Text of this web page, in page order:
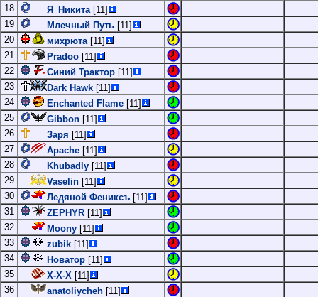
18
Я_Никита[11]
19
Млечный Путь [11]
20
михрюта[11]
21
Pradoo [11]
22
Синий Трактор [11]
23
Dark Hawk [11]
24
Enchanted Flame [11]
25
Gibbon [11]
26
Заря [11]
27
Apache [11]
28
Khubadly [11]
29
Vaselin [11]
30
Ледяной Фениксъ [11]
31
ZEPHYR [11]
32
Moony [11]
33
zubik [11]
34
Новатор [11]
35
Х-Х-Х [11]
36
anatoliycheh [11]